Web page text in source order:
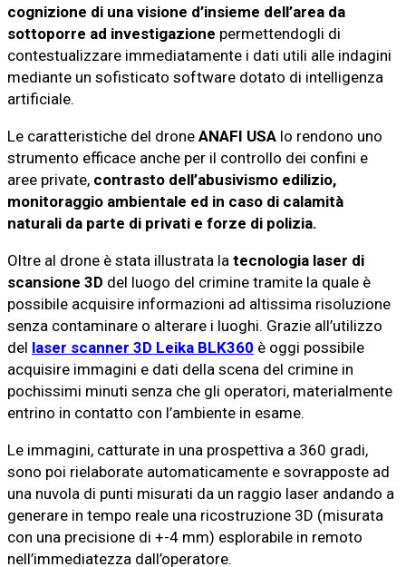
cognizione di una visione d’insieme dell’area da
sottoporre ad investigazione permettendogli di
contestualizzare immediatamente i dati utili alle indagini
mediante un sofisticato software dotato di intelligenza
artificiale.
Le caratteristiche del drone ANAFI USA lo rendono uno
strumento efficace anche per il controllo dei confini e
aree private, contrasto dell’abusivismo edilizio,
monitoraggio ambientale ed in caso di calamità
naturali da parte di privati e forze di polizia.
Oltre al drone è stata illustrata la tecnologia laser di
scansione 3D del luogo del crimine tramite la quale è
possibile acquisire informazioni ad altissima risoluzione
senza contaminare o alterare i luoghi. Grazie all’utilizzo
del laser scanner 3D Leika BLK360 è oggi possibile
acquisire immagini e dati della scena del crimine in
pochissimi minuti senza che gli operatori, materialmente
entrino in contatto con l’ambiente in esame.
Le immagini, catturate in una prospettiva a 360 gradi,
sono poi rielaborate automaticamente e sovrapposte ad
una nuvola di punti misurati da un raggio laser andando a
generare in tempo reale una ricostruzione 3D (misurata
con una precisione di +-4 mm) esplorabile in remoto
nell’immediatezza dall’operatore.